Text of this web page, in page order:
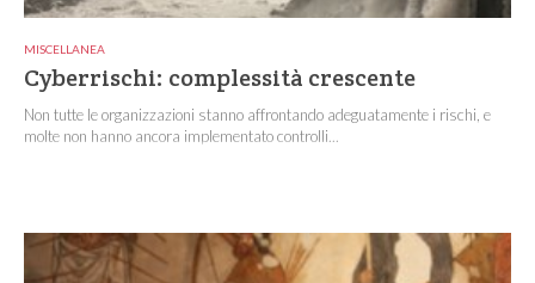
MISCELLANEA
Cyberrischi: complessità crescente
Non tutte le organizzazioni stanno affrontando adeguatamente i rischi, e
molte non hanno ancora implementato controlli...